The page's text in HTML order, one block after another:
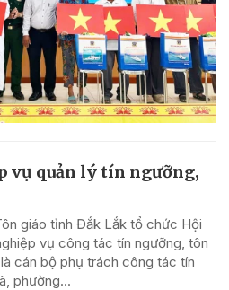
vụ quản lý tín ngưỡng,
giáo tỉnh Đắk Lắk tổ chức Hội
vụ công tác tín ngưỡng, tôn
cán bộ phụ trách công tác tín
phường...